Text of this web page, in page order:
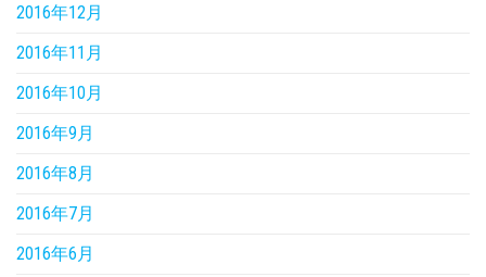
2016年12月
2016年11月
2016年10月
2016年9月
2016年8月
2016年7月
2016年6月